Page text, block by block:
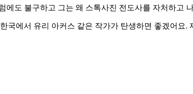
도 불구하고 그는 왜 스톡사진 전도사를 자처하고
에서 유리 아커스 같은 작가가 탄생하면 좋겠어요.